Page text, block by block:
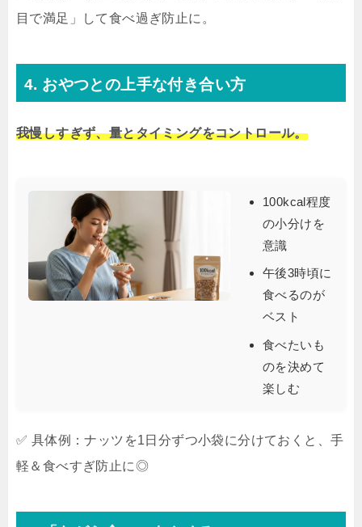
目で満足」して食べ過ぎ防止に。
4. おやつとの上手な付き合い方
我慢しすぎず、量とタイミングをコントロール。
100kcal程度
の小分けを
意識
午後3時頃に
食べるのが
ベスト
食べたいも
のを決めて
楽しむ
✅ 具体例：ナッツを1日分ずつ小袋に分けておくと、手
軽＆食べすぎ防止に◎